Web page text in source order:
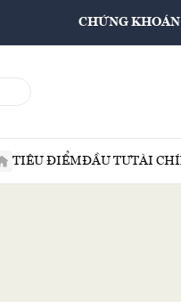
CHỨNG KHOÁN
TIÊU ĐIỂMĐẦU TƯTÀI